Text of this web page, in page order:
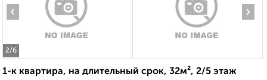
2/6
‹ ›
1-к квартира, на длительный срок, 32м², 2/5 этаж